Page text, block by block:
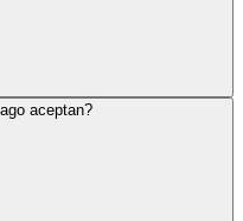
aceptan?